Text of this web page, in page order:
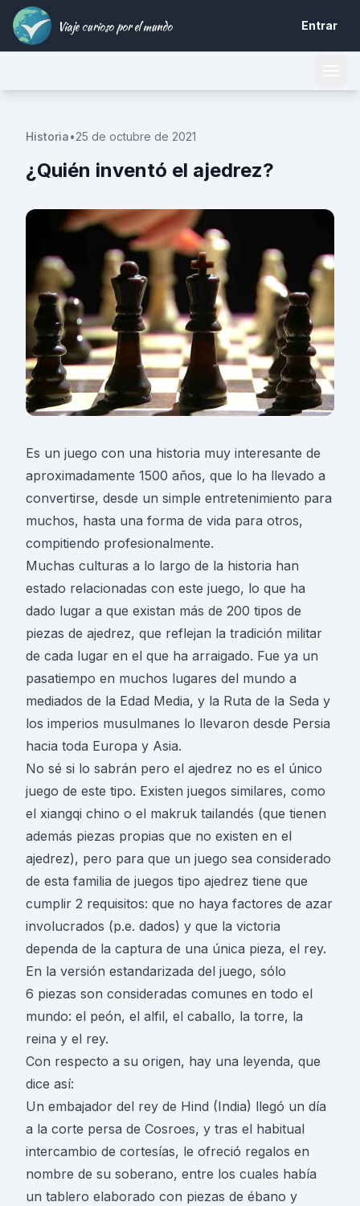
Viaje curioso por el mundo Entrar
Historia•25 de octubre de 2021
¿Quién inventó el ajedrez?
Es un juego con una historia muy interesante de
aproximadamente 1500 años, que lo ha llevado a
convertirse, desde un simple entretenimiento para
muchos, hasta una forma de vida para otros,
compitiendo profesionalmente.
Muchas culturas a lo largo de la historia han
estado relacionadas con este juego, lo que ha
dado lugar a que existan más de 200 tipos de
piezas de ajedrez, que reflejan la tradición militar
de cada lugar en el que ha arraigado. Fue ya un
pasatiempo en muchos lugares del mundo a
mediados de la Edad Media, y la Ruta de la Seda y
los imperios musulmanes lo llevaron desde Persia
hacia toda Europa y Asia.
No sé si lo sabrán pero el ajedrez no es el único
juego de este tipo. Existen juegos similares, como
el xiangqi chino o el makruk tailandés (que tienen
además piezas propias que no existen en el
ajedrez), pero para que un juego sea considerado
de esta familia de juegos tipo ajedrez tiene que
cumplir 2 requisitos: que no haya factores de azar
involucrados (p.e. dados) y que la victoria
dependa de la captura de una única pieza, el rey.
En la versión estandarizada del juego, sólo
6 piezas son consideradas comunes en todo el
mundo: el peón, el alfil, el caballo, la torre, la
reina y el rey.
Con respecto a su origen, hay una leyenda, que
dice así:
Un embajador del rey de Hind (India) llegó un día
a la corte persa de Cosroes, y tras el habitual
intercambio de cortesías, le ofreció regalos en
nombre de su soberano, entre los cuales había
un tablero elaborado con piezas de ébano y